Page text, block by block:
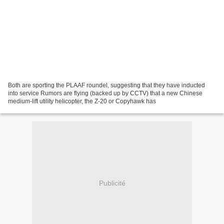
Both are sporting the PLAAF roundel, suggesting that they have inducted
into service Rumors are flying (backed up by CCTV) that a new Chinese
medium-lift utility helicopter, the Z-20 or Copyhawk has
Publicité